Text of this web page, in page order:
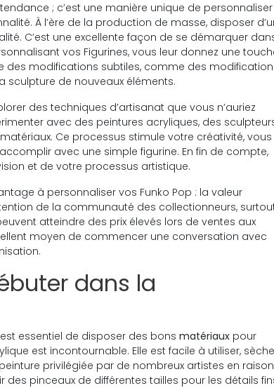
; c’est une manière unique de personnaliser
À l’ère de la production de masse, disposer
C’est une excellente façon de se démarquer
vos Figurines, vous leur donnez une
des modifications subtiles, comme des
sculpture de nouveaux éléments.
des techniques d’artisanat que vous n’auriez
avec des peintures acryliques, des
Ce processus stimule votre créativité, vous
avec une simple figurine. En fin de compte,
et de votre processus artistique.
à personnaliser vos Funko Pop : la valeur
de la communauté des collectionneurs,
atteindre des prix élevés lors de ventes aux
moyen de commencer une conversation avec
dans la
essentiel de disposer des bons matériaux pour
est incontournable. Elle est facile à utiliser, sèche
privilégiée par de nombreux artistes en raison
pinceaux de différentes tailles pour les détails